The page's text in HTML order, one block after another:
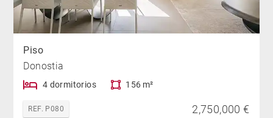
Piso
Donostia
4 dormitorios 156 m²
REF. P080 2,750,000 €